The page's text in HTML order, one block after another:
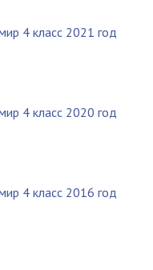
4 класс 2021 год
4 класс 2020 год
4 класс 2016 год